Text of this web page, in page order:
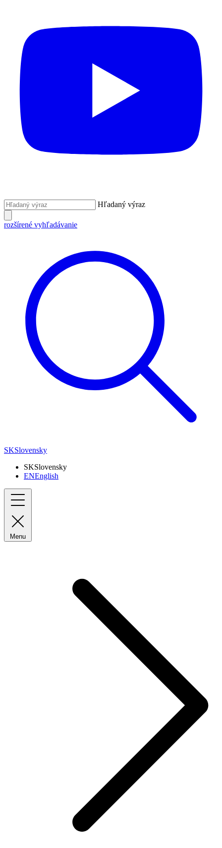
Hľadaný výraz
rozšírené vyhľadávanie
SKSlovensky
SKSlovensky
ENEnglish
Menu